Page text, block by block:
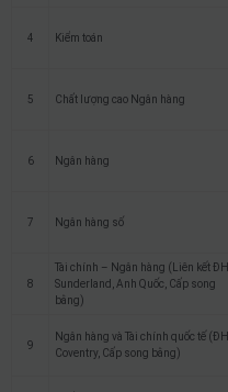
4 Kiểm toán
5 Chất lượng cao Ngân hàng
6 Ngân hàng
7 Ngân hàng số
8
Tài chính – Ngân hàng (Liên kết ĐH
Sunderland, Anh Quốc, Cấp song
bằng)
9
Ngân hàng và Tài chính quốc tế (ĐH
Coventry, Cấp song bằng)